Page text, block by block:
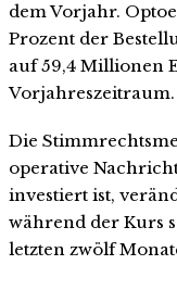
dem Vorjahr.
Prozent der
auf 59,4 Millionen
Vorjahreszeitraum.
Die
operative
investiert ist,
während der Kurs
letzten zwölf